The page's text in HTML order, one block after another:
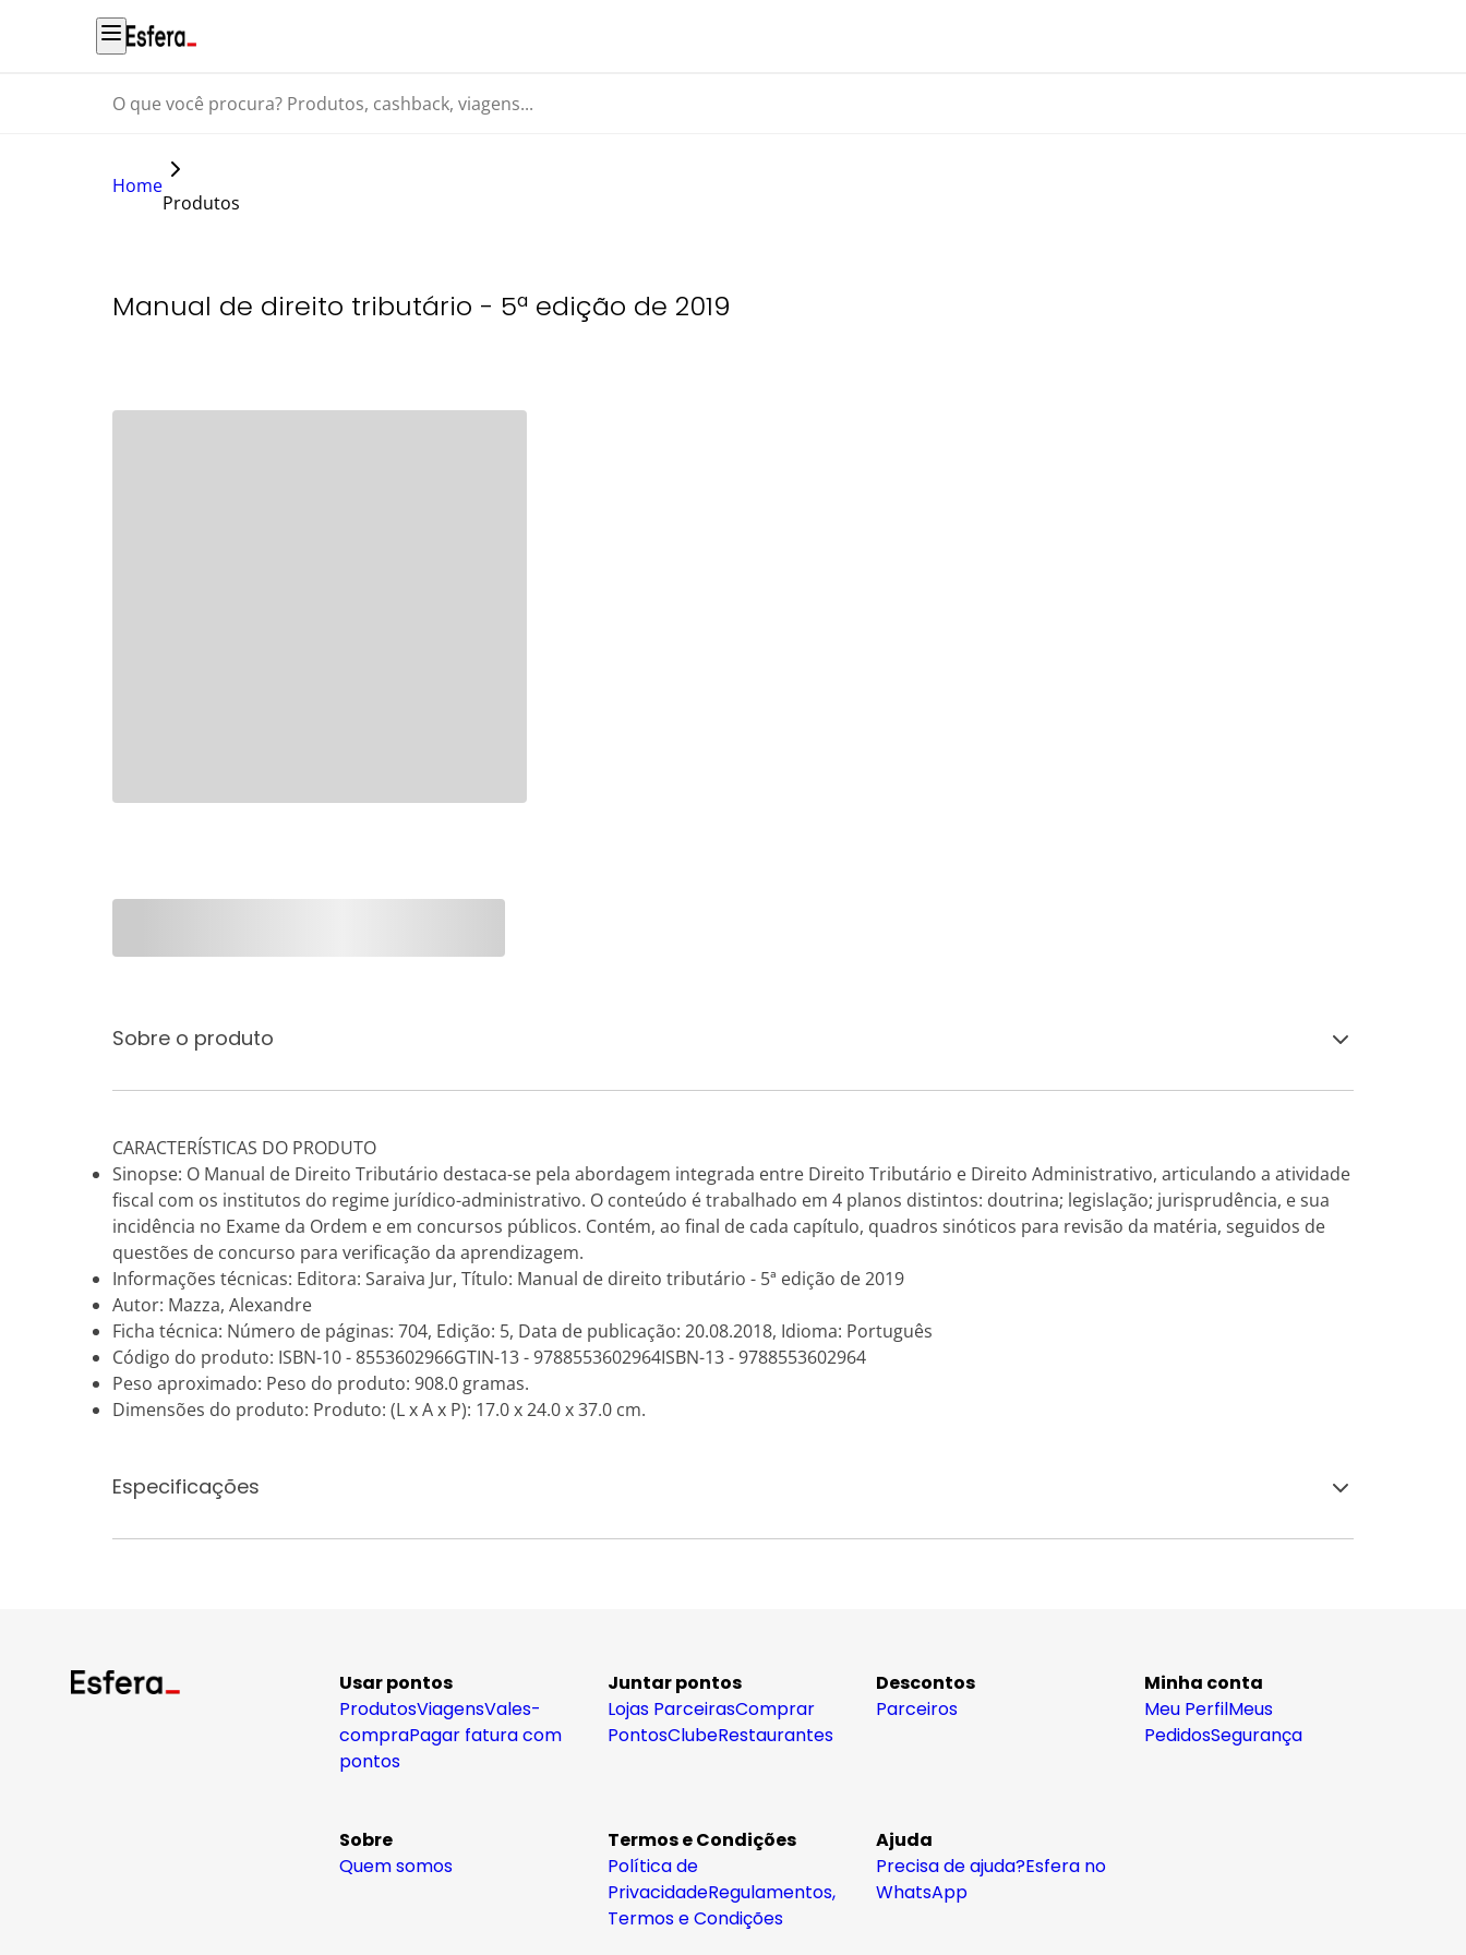
O que você procura? Produtos, cashback, viagens...
Home
Produtos
Manual de direito tributário - 5ª edição de 2019
Sobre o produto
CARACTERÍSTICAS DO PRODUTO
Sinopse: O Manual de Direito Tributário destaca-se pela abordagem integrada entre Direito Tributário e Direito Administrativo, articulando a atividade
fiscal com os institutos do regime jurídico-administrativo. O conteúdo é trabalhado em 4 planos distintos: doutrina; legislação; jurisprudência, e sua
incidência no Exame da Ordem e em concursos públicos. Contém, ao final de cada capítulo, quadros sinóticos para revisão da matéria, seguidos de
questões de concurso para verificação da aprendizagem.
Informações técnicas: Editora: Saraiva Jur, Título: Manual de direito tributário - 5ª edição de 2019
Autor: Mazza, Alexandre
Ficha técnica: Número de páginas: 704, Edição: 5, Data de publicação: 20.08.2018, Idioma: Português
Código do produto: ISBN-10 - 8553602966GTIN-13 - 9788553602964ISBN-13 - 9788553602964
Peso aproximado: Peso do produto: 908.0 gramas.
Dimensões do produto: Produto: (L x A x P): 17.0 x 24.0 x 37.0 cm.
Especificações
Usar pontos
ProdutosViagensVales-
compraPagar fatura com
pontos
Juntar pontos
Lojas ParceirasComprar
PontosClubeRestaurantes
Descontos
Parceiros
Minha conta
Meu PerfilMeus
PedidosSegurança
Sobre
Quem somos
Termos e Condições
Política de
PrivacidadeRegulamentos,
Termos e Condições
Ajuda
Precisa de ajuda?Esfera no
WhatsApp